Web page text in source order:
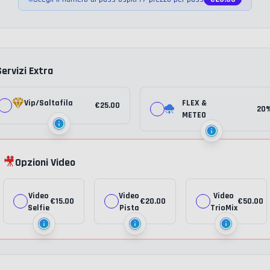
Extra
Vip/Saltafila €25.00
FLEX &
METEO
🎥Opzioni Video
Video
Selfie
€15.00
Video
Pista
€20.00
Video
TrioMix
€50.00